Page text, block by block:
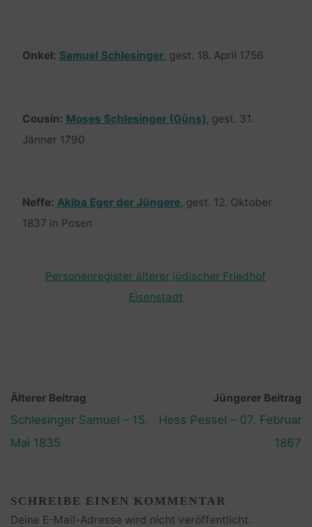
Onkel: Samuel Schlesinger, gest. 18. April 1756
Cousin: Moses Schlesinger (Güns), gest. 31.
Jänner 1790
Neffe: Akiba Eger der Jüngere, gest. 12. Oktober
1837 in Posen
Personenregister älterer jüdischer Friedhof
Eisenstadt
Älterer Beitrag
Schlesinger Samuel – 15.
Mai 1835
Jüngerer Beitrag
Hess Pessel – 07. Februar
1867
SCHREIBE EINEN KOMMENTAR
Deine E-Mail-Adresse wird nicht veröffentlicht.